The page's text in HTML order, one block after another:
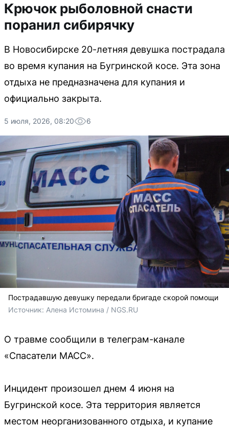
Крючок рыболовной снасти
поранил сибирячку
В Новосибирске 20-летняя девушка пострадала
во время купания на Бугринской косе. Эта зона
отдыха не предназначена для купания и
официально закрыта.
5 июля, 2026, 08:20 6
Пострадавшую девушку передали бригаде скорой помощи
Источник: Алена Истомина / NGS.RU
О травме сообщили в телеграм-канале
«Спасатели МАСС».
Инцидент произошел днем 4 июня на
Бугринской косе. Эта территория является
местом неорганизованного отдыха, и купание